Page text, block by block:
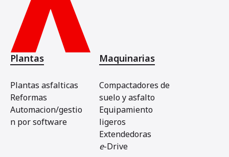
Plantas
Plantas asfalticas
Reformas
Automacion/gestio
n por software
Maquinarias
Compactadores de
suelo y asfalto
Equipamiento
ligeros
Extendedoras
e-Drive